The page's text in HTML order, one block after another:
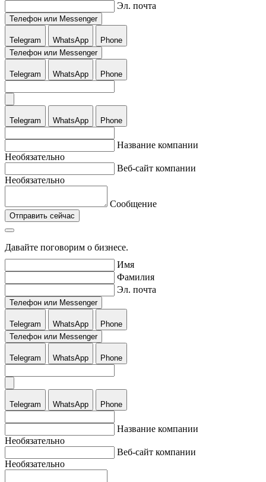
Эл. почта
Телефон или Messenger
Telegram WhatsApp
Phone
Телефон или Messenger
Telegram WhatsApp Phone
Telegram WhatsApp Phone
Название компании
Необязательно
Веб-сайт компании
Необязательно
Сообщение
Отправить сейчас
Давайте поговорим о бизнесе.
Имя
Фамилия
Эл. почта
Телефон или Messenger
Telegram WhatsApp
Phone
Телефон или Messenger
Telegram WhatsApp Phone
Telegram WhatsApp Phone
Название компании
Необязательно
Веб-сайт компании
Необязательно